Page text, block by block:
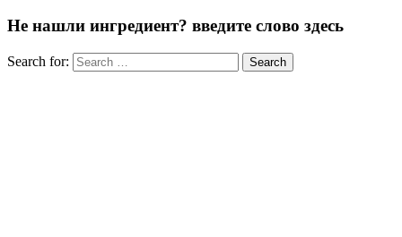
Не нашли ингредиент? введите слово здесь
Search for: Search